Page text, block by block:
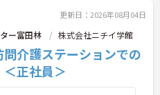
更新日：2026年08月04日
ー富田林 株式会社ニチイ学館
問介護ステーションでの
正社員＞